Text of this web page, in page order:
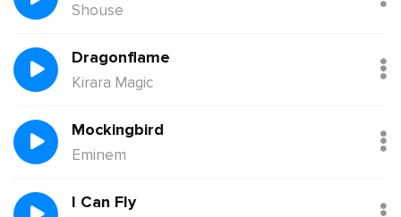
Shouse
Dragonflame
Kirara Magic
Mockingbird
Eminem
I Can Fly